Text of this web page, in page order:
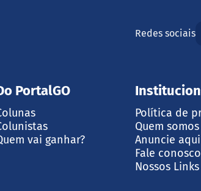
Redes sociais
PortalGO
vai ganhar?
Política de
Quem somos
Anuncie aqui
Fale conosco
Nossos Links